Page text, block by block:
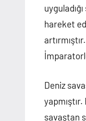
hareket
Deniz
savaştan